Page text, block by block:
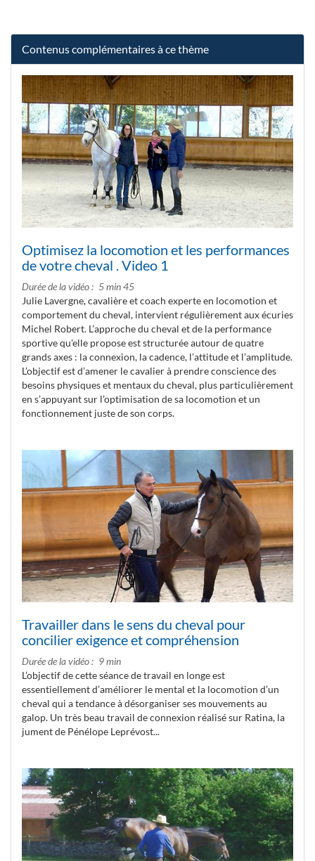
Contenus complémentaires à ce thème
Optimisez la locomotion et les performances
de votre cheval . Video 1
Durée de la vidéo
5 min 45
Julie Lavergne, cavalière et coach experte en locomotion et
comportement du cheval, intervient régulièrement aux écuries
Michel Robert. L’approche du cheval et de la performance
sportive qu'elle propose est structurée autour de quatre
grands axes : la connexion, la cadence, l’attitude et l’amplitude.
L’objectif est d’amener le cavalier à prendre conscience des
besoins physiques et mentaux du cheval, plus particulièrement
en s’appuyant sur l’optimisation de sa locomotion et un
fonctionnement juste de son corps.
Travailler dans le sens du cheval pour
concilier exigence et compréhension
Durée de la vidéo
9 min
L’objectif de cette séance de travail en longe est
essentiellement d’améliorer le mental et la locomotion d’un
cheval qui a tendance à désorganiser ses mouvements au
galop. Un très beau travail de connexion réalisé sur Ratina, la
jument de Pénélope Leprévost...